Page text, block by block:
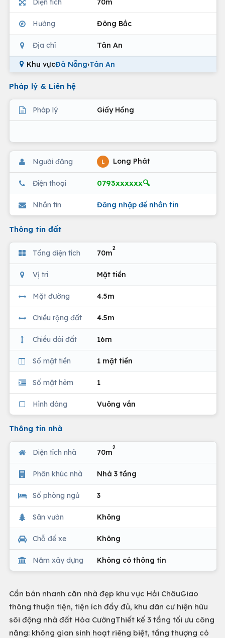
Hướng Đông Bắc
Địa chỉ Tân An
Khu vựcĐà Nẵng›Tân An
Pháp lý & Liên hệ
Pháp lý Giấy Hồng
Người đăng L Long Phát
Điện thoại 0793xxxxxx🔍
Nhắn tin Đăng nhập để nhắn tin
Thông tin đất
Tổng diện tích 70m
2
Vị trí Mặt tiền
Mặt đường 4.5m
Chiều rộng đất 4.5m
Chiều dài đất 16m
Số mặt tiền 1 mặt tiền
Số mặt hẻm 1
Hình dáng Vuông vắn
Thông tin nhà
Diện tích nhà 70m
2
Phân khúc nhà Nhà 3 tầng
Số phòng ngủ 3
Sân vườn Không
Chỗ để xe Không
Năm xây dựng Không có thông tin
Cần bán nhanh căn nhà đẹp khu vực Hải ChâuGiao
thông thuận tiện, tiện ích đầy đủ, khu dân cư hiện hữu
sôi động nhà đất Hòa CườngThiết kế 3 tầng tối ưu công
năng: không gian sinh hoạt riêng biệt, tầng thượng có